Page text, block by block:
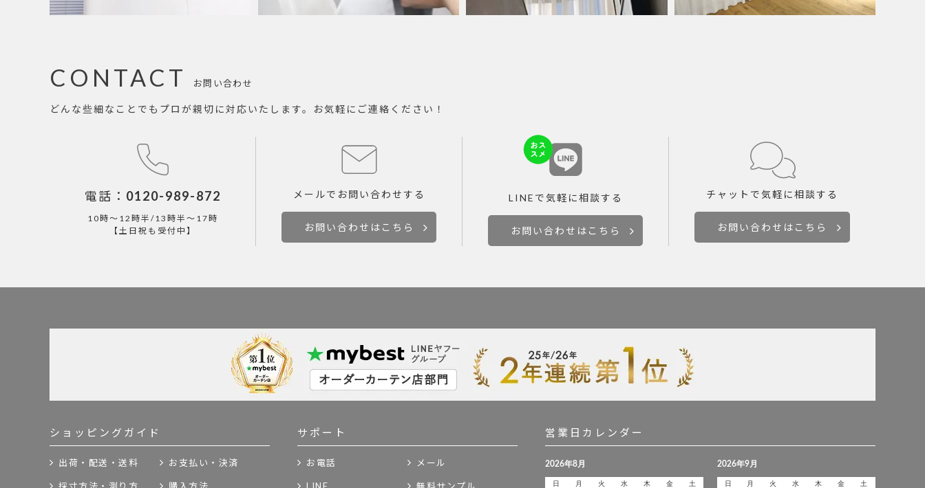
お問い合わせ
CONTACT
どんな些細なことでもプロが親切に対応いたします。お気軽にご連絡ください！
電話： 0120-989-872
10時～12時半/13時半～17時
【土日祝も受付中】
メールで お問い合わせする
お問い合わせはこちら
LINEで気軽に相談する
お問い合わせはこちら
チャットで気軽に相談する
お問い合わせはこちら
ショッピングガイド
出荷・配送・送料 お支払い・決済
サポート
お電話 メール
営業日カレンダー